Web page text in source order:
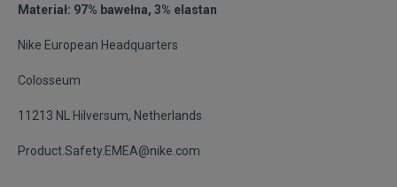
Materiał: 97% bawełna, 3% elastan
Nike European Headquarters
Colosseum
11213 NL Hilversum, Netherlands
Product.Safety.EMEA@nike.com